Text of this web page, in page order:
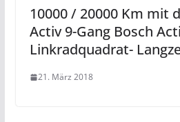
10000 / 20000 Km mit
Activ 9-Gang Bosch
Linkradquadrat-
21. März 2018